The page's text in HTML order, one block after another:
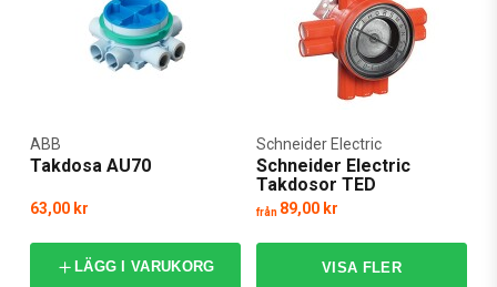
Takdosa AU70
ABB
63,00 kr
LÄGG I VARUKORG
Schneider Electric
Takdosor TED
Schneider Electric
från 89,00 kr